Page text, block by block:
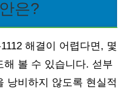
은?
해결이 어렵다면, 몇
해 볼 수 있습니다. 섣부
낭비하지 않도록 현실적